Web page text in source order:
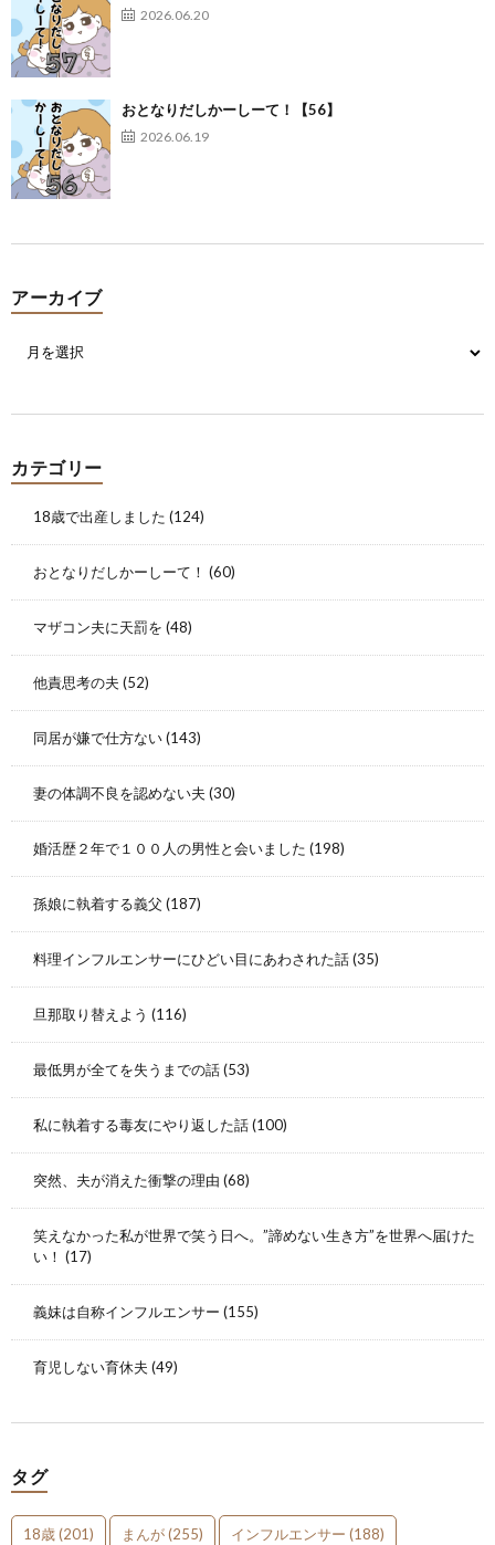
2026.06.20
おとなりだしかーしーて！【56】
2026.06.19
アーカイブ
カテゴリー
18歳で出産しました (124)
おとなりだしかーしーて！ (60)
マザコン夫に天罰を (48)
他責思考の夫 (52)
同居が嫌で仕方ない(143)
妻の体調不良を認めない夫 (30)
婚活歴２年で１００人の男性と会いました (198)
孫娘に執着する義父 (187)
料理インフルエンサーにひどい目にあわされた話(35)
旦那取り替えよう (116)
最低男が全てを失うまでの話(53)
私に執着する毒友にやり返した話(100)
突然、夫が消えた衝撃の理由 (68)
笑えなかった私が世界で笑う日へ。”諦めない生き方”を世界へ届けた
い！ (17)
義妹は自称インフルエンサー (155)
育児しない育休夫 (49)
タグ
18歳(201) まんが(255) インフルエンサー (188)